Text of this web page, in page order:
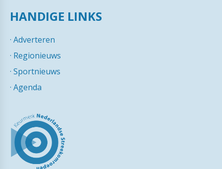
HANDIGE LINKS
· Adverteren
· Regionieuws
· Sportnieuws
· Agenda